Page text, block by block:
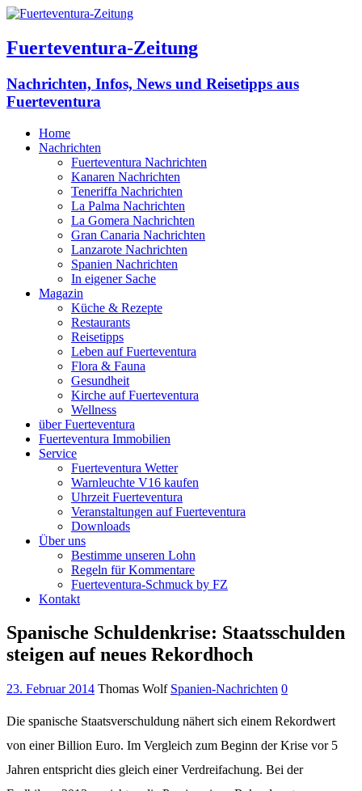
Fuerteventura-Zeitung
Nachrichten, Infos, News und Reisetipps aus
Fuerteventura
Home
Nachrichten
Fuerteventura Nachrichten
Kanaren Nachrichten
Teneriffa Nachrichten
La Palma Nachrichten
La Gomera Nachrichten
Gran Canaria Nachrichten
Lanzarote Nachrichten
Spanien Nachrichten
In eigener Sache
Magazin
Küche & Rezepte
Restaurants
Reisetipps
Leben auf Fuerteventura
Flora & Fauna
Gesundheit
Kirche auf Fuerteventura
Wellness
über Fuerteventura
Fuerteventura Immobilien
Service
Fuerteventura Wetter
Warnleuchte V16 kaufen
Uhrzeit Fuerteventura
Veranstaltungen auf Fuerteventura
Downloads
Über uns
Bestimme unseren Lohn
Regeln für Kommentare
Fuerteventura-Schmuck by FZ
Kontakt
Spanische Schuldenkrise: Staatsschulden
steigen auf neues Rekordhoch
23. Februar 2014 Thomas Wolf Spanien-Nachrichten 0
Die spanische Staatsverschuldung nähert sich einem Rekordwert
von einer Billion Euro. Im Vergleich zum Beginn der Krise vor 5
Jahren entspricht dies gleich einer Verdreifachung. Bei der